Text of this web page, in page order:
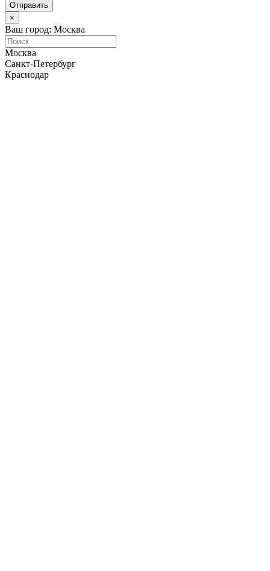
Отправить
×
Ваш город: Москва
Москва
Санкт-Петербург
Краснодар